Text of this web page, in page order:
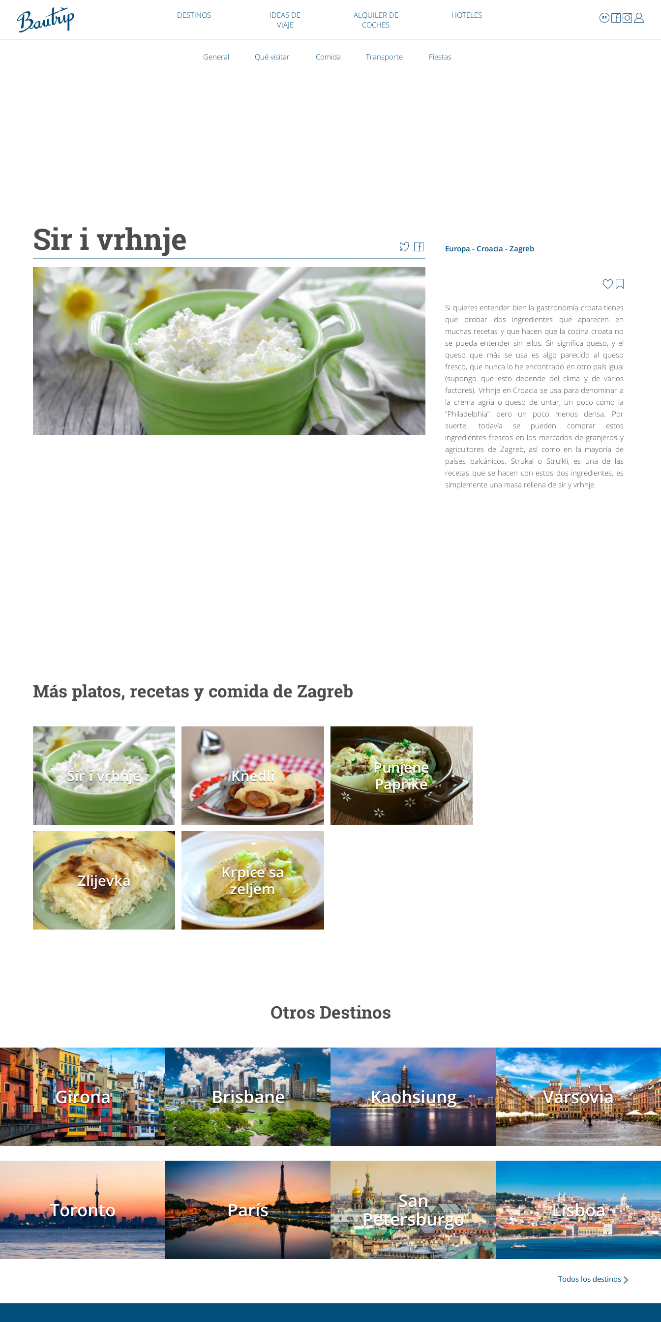
DESTINOS
IDEAS DE
VIAJE
ALQUILER DE
COCHES
HOTELES
General Qué visitar Comida Transporte Fiestas
Sir i vrhnje Europa - Croacia -Zagreb
Si quieres entender bien la gastronomía croata tienes
que probar dos ingredientes que aparecen en
muchas recetas y que hacen que la cocina croata no
se pueda entender sin ellos. Sir significa queso, y el
queso que más se usa es algo parecido al queso
fresco, que nunca lo he encontrado en otro país igual
(supongo que esto depende del clima y de varios
factores). Vrhnje en Croacia se usa para denominar a
la crema agria o queso de untar, un poco como la
“Philadelphia” pero un poco menos densa. Por
suerte, todavía se pueden comprar estos
ingredientes frescos en los mercados de granjeros y
agricultores de Zagreb, así como en la mayoría de
países balcánicos. Strukal o Strulkli, es una de las
recetas que se hacen con estos dos ingredientes, es
simplemente una masa rellena de sir y vrhnje.
Más platos, recetas y comida de Zagreb
Sir i vrhnje Knedli
Punjene
Paprike
Zlijevka
Krpice sa
zeljem
Otros Destinos
Girona Brisbane Kaohsiung Varsovia
Toronto París
San
Petersburgo
Lisboa
Todos los destinos